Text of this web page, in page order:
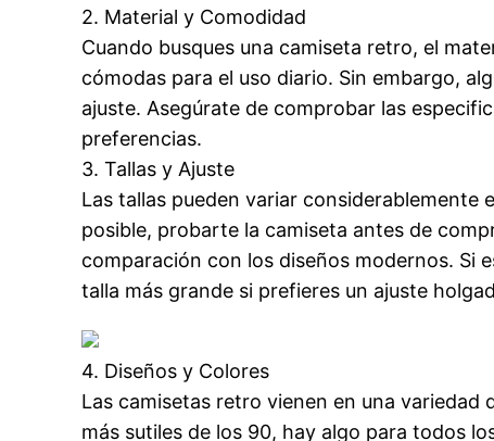
2. Material y Comodidad
Cuando busques una camiseta retro, el
cómodas para el uso diario. Sin embargo,
ajuste. Asegúrate de comprobar las
preferencias.
3. Tallas y Ajuste
Las tallas pueden variar
posible, probarte la camiseta antes de
comparación con los diseños modernos. Si
talla más grande si prefieres un ajuste
4. Diseños y Colores
Las camisetas retro vienen en una variedad
más sutiles de los 90, hay algo para todos